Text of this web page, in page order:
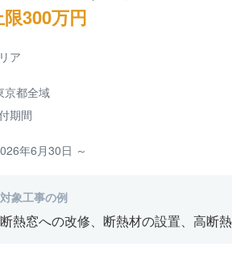
300万円
ア
京都全域
期間
年6月30日 ～
対象工事の例
断熱窓への改修、断熱材の設置、高断